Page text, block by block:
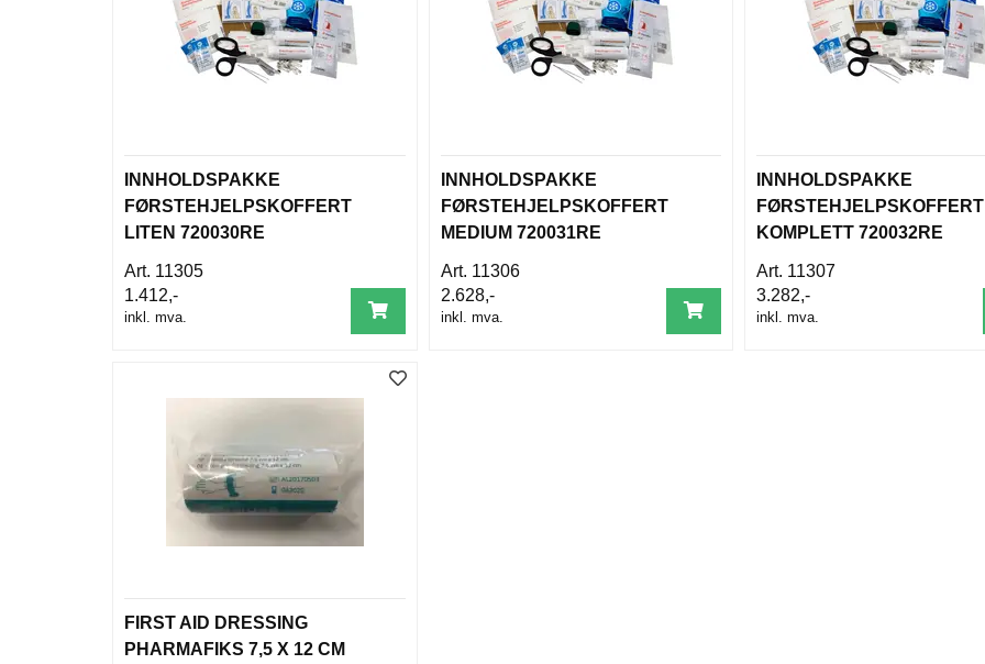
INNHOLDSPAKKE
FØRSTEHJELPSKOFFERT
LITEN 720030RE
11305
1.412,-
inkl. mva.
INNHOLDSPAKKE
FØRSTEHJELPSKOFFERT
MEDIUM 720031RE
11306
2.628,-
inkl. mva.
INNHOLDSPAKKE
FØRSTEHJELPSKOFFERT
KOMPLETT 720032RE
11307
3.282,-
inkl. mva.
FIRST AID DRESSING
PHARMAFIKS 7,5 X 12 CM